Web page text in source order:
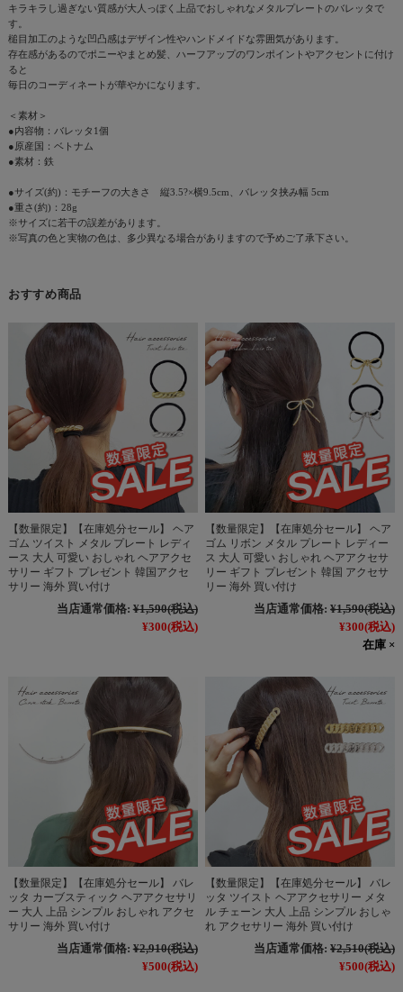
キラキラし過ぎない質感が大人っぽく上品でおしゃれなメタルプレートのバレッタで
す。
槌目加工のような凹凸感はデザイン性やハンドメイドな雰囲気があります。
存在感があるのでポニーやまとめ髪、ハーフアップのワンポイントやアクセントに付け
ると
毎日のコーディネートが華やかになります。
＜素材＞
●内容物：バレッタ1個
●原産国：ベトナム
●素材：鉄
●サイズ(約)：モチーフの大きさ 縦3.5?×横9.5cm、バレッタ挟み幅 5cm
●重さ(約)：28g
※サイズに若干の誤差があります。
※写真の色と実物の色は、多少異なる場合がありますので予めご了承下さい。
おすすめ商品
【数量限定】【在庫処分セール】 ヘア
ゴム ツイスト メタル プレート レディ
ース 大人 可愛い おしゃれ ヘアアクセ
サリー ギフト プレゼント 韓国アクセ
サリー 海外 買い付け
当店通常価格: ¥1,590(税込)
¥300(税込)
【数量限定】【在庫処分セール】 ヘア
ゴム リボン メタル プレート レディー
ス 大人 可愛い おしゃれ ヘアアクセサ
リー ギフト プレゼント 韓国 アクセサ
リー 海外 買い付け
当店通常価格: ¥1,590(税込)
¥300(税込)
在庫 ×
【数量限定】【在庫処分セール】 バレ
ッタ カーブスティック ヘアアクセサリ
ー 大人 上品 シンプル おしゃれ アクセ
サリー 海外 買い付け
当店通常価格: ¥2,910(税込)
¥500(税込)
【数量限定】【在庫処分セール】 バレ
ッタ ツイスト ヘアアクセサリー メタ
ル チェーン 大人 上品 シンプル おしゃ
れ アクセサリー 海外 買い付け
当店通常価格: ¥2,510(税込)
¥500(税込)